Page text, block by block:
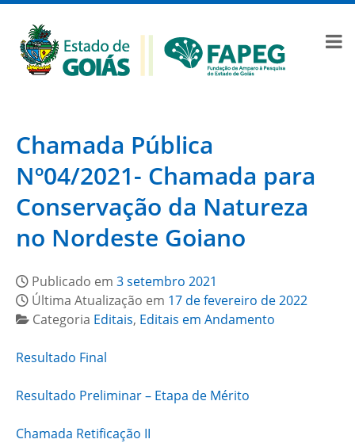
Chamada Pública
Nº04/2021- Chamada para
Conservação da Natureza
no Nordeste Goiano
Publicado em 3 setembro 2021
Última Atualização em 17 de fevereiro de 2022
Categoria Editais, Editais em Andamento
Resultado Final
Resultado Preliminar – Etapa de Mérito
Chamada Retificação II